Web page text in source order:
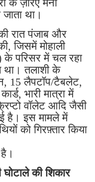
के ज़रिए मनी
था।
रात पंजाब और
जिसमें मोहाली
के परिसर में चल रहा
था। तलाशी के
15 लैपटॉप/टैबलेट,
भारी मात्रा में
वॉलेट आदि जैसी
है। इस मामले में
को गिरफ़्तार किया
घोटाले की शिकार